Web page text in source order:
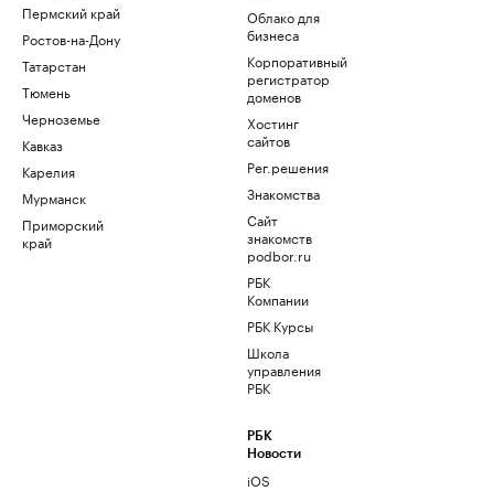
Пермский край
Ростов-на-Дону
Татарстан
Тюмень
Черноземье
Кавказ
Карелия
Мурманск
Приморский
край
Облако для
бизнеса
Корпоративный
регистратор
доменов
Хостинг
сайтов
Рег.решения
Знакомства
Сайт
знакомств
podbor.ru
РБК
Компании
РБК Курсы
Школа
управления
РБК
РБК
Новости
iOS